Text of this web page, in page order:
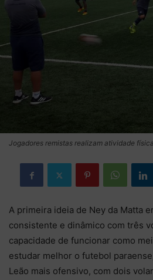
Jogadores remistas realizam atividade física
A primeira ideia de Ney da Matta
consistente e dinâmico com três
capacidade de funcionar como
estudar melhor o futebol
Leão mais ofensivo, com dois